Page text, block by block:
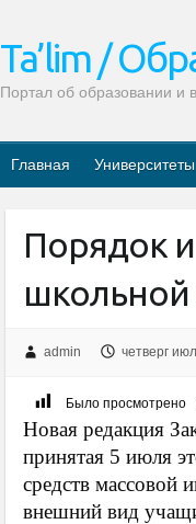
Ta’lim /
Портал об образовании и
Главная Университеты
Порядок
admin четверг
Было просмотрено
Новая редакция
принятая 5 июля
средств массовой
внешний вид